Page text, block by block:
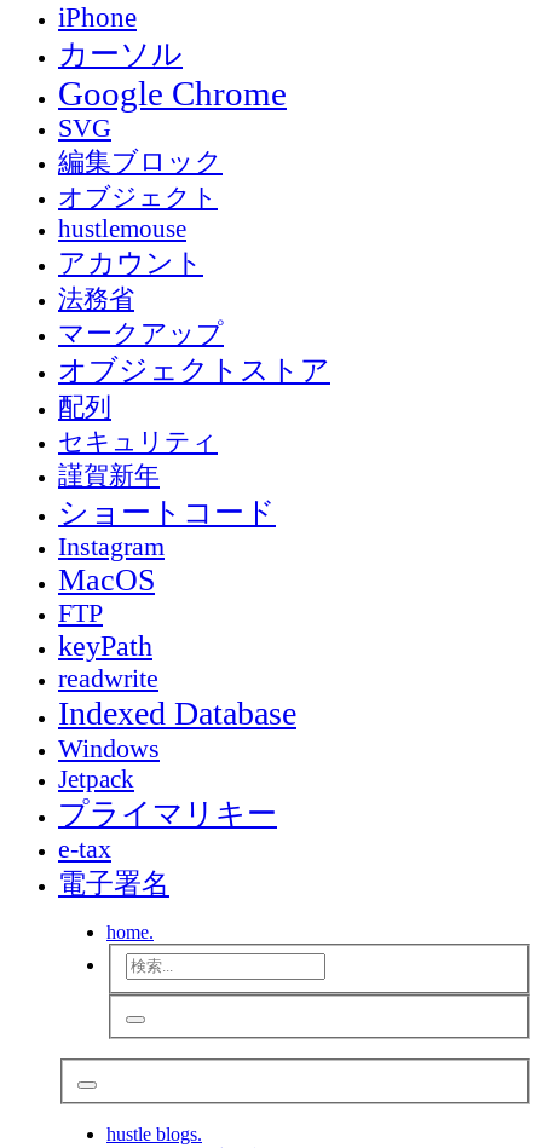
iPhone
カーソル
Google Chrome
SVG
編集ブロック
オブジェクト
hustlemouse
アカウント
法務省
マークアップ
オブジェクトストア
配列
セキュリティ
謹賀新年
ショートコード
Instagram
MacOS
FTP
keyPath
readwrite
Indexed Database
Windows
Jetpack
プライマリキー
e-tax
電子署名
home.
hustle blogs.